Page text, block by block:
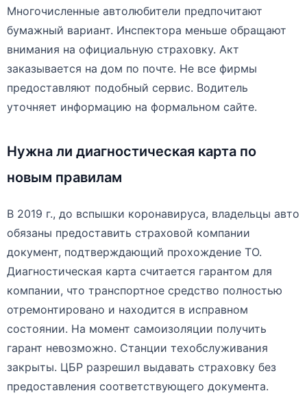
Многочисленные автолюбители предпочитают
бумажный вариант. Инспектора меньше обращают
внимания на официальную страховку. Акт
заказывается на дом по почте. Не все фирмы
предоставляют подобный сервис. Водитель
уточняет информацию на формальном сайте.
Нужна ли диагностическая карта по
новым правилам
В 2019 г., до вспышки коронавируса, владельцы авто
обязаны предоставить страховой компании
документ, подтверждающий прохождение ТО.
Диагностическая карта считается гарантом для
компании, что транспортное средство полностью
отремонтировано и находится в исправном
состоянии. На момент самоизоляции получить
гарант невозможно. Станции техобслуживания
закрыты. ЦБР разрешил выдавать страховку без
предоставления соответствующего документа.